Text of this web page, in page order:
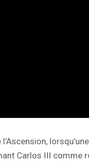
Carlos III comme